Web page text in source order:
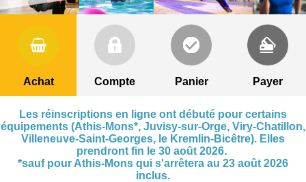
Achat Compte Panier Payer
Les réinscriptions en ligne ont débuté pour certains
équipements (Athis-Mons*, Juvisy-sur-Orge, Viry-Chatillon,
Villeneuve-Saint-Georges, le Kremlin-Bicêtre). Elles
prendront fin le 30 août 2026.
*sauf pour Athis-Mons qui s'arrêtera au 23 août 2026
inclus.